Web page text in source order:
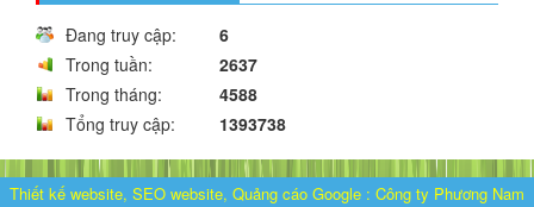
Đang truy cập:
6
Trong tuần:
2637
Trong tháng:
4588
Tổng truy cập:
1393738
Thiết kế website, SEO website, Quảng cáo Google : Công ty Phương Nam